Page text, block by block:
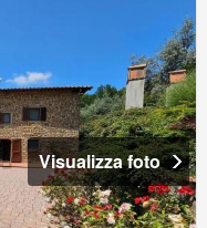
Visualizza foto